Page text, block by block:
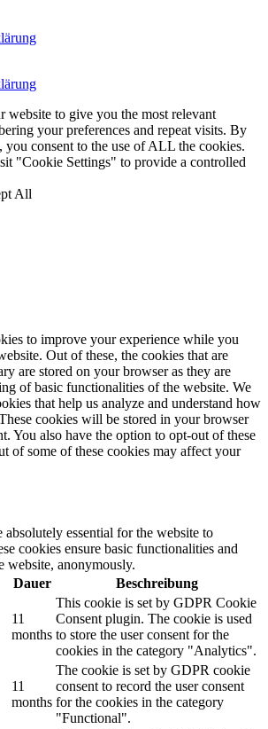
website to give you the most relevant
your preferences and repeat visits. By
consent to the use of ALL the cookies.
"Cookie Settings" to provide a controlled
All
to improve your experience while you
Out of these, the cookies that are
are stored on your browser as they are
of basic functionalities of the website. We
that help us analyze and understand how
cookies will be stored in your browser
You also have the option to opt-out of these
of some of these cookies may affect your
absolutely essential for the website to
cookies ensure basic functionalities and
website, anonymously.
Dauer Beschreibung
11
months
This cookie is set by GDPR Cookie
Consent plugin. The cookie is used
to store the user consent for the
cookies in the category "Analytics".
11
months
The cookie is set by GDPR cookie
consent to record the user consent
for the cookies in the category
"Functional".